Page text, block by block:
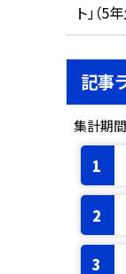
ト」（5年
記事
集計期